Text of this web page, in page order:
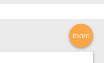
more